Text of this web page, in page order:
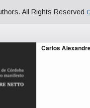
All Rights Reserved
Carlos